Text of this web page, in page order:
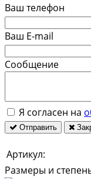
Ваш телефон
Ваш E-mail
Сообщение
Я согласен на
Отправить
Артикул:
Размеры и